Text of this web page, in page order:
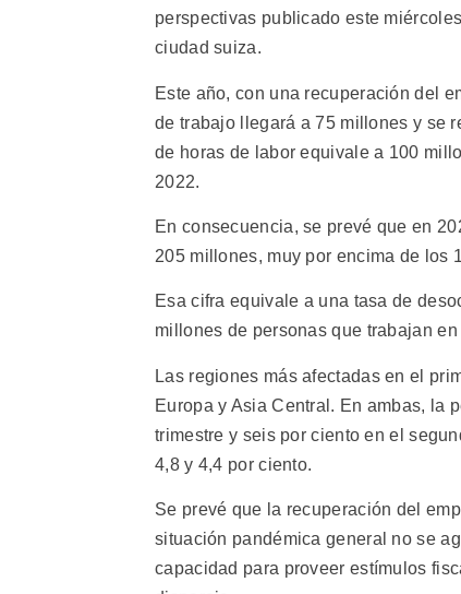
perspectivas publicado este
ciudad suiza.
Este año, con una recuperación del
de trabajo llegará a 75 millones y se
de horas de labor equivale a 100
2022.
En consecuencia, se prevé que en
205 millones, muy por encima de los
Esa cifra equivale a una tasa de
millones de personas que trabajan
Las regiones más afectadas en el
Europa y Asia Central. En ambas, la
trimestre y seis por ciento en el
4,8 y 4,4 por ciento.
Se prevé que la recuperación del
situación pandémica general no se
capacidad para proveer estímulos